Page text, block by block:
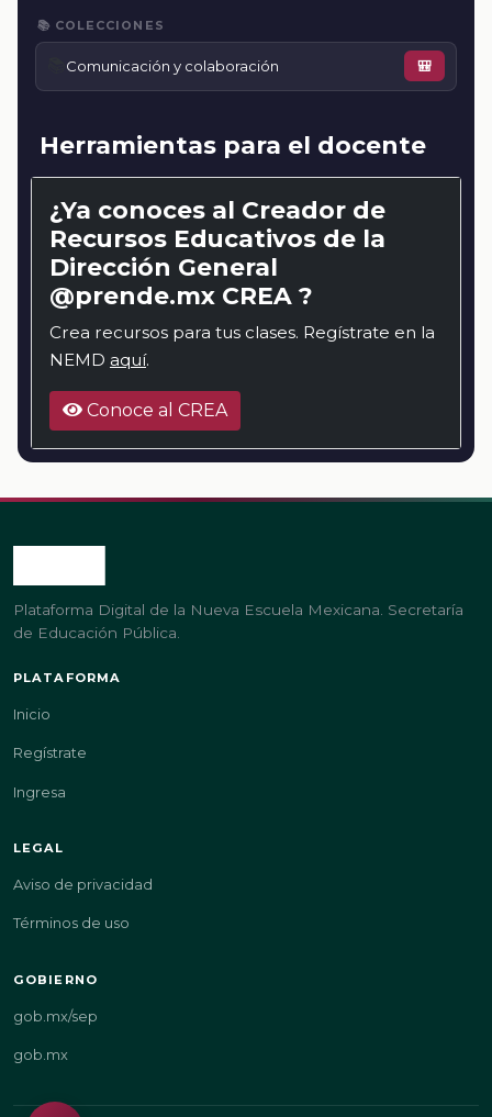
📚 COLECCIONES
Comunicación y colaboración 🎒
Herramientas para el docente
¿Ya conoces al Creador de
Recursos Educativos de la
Dirección General
@prende.mx CREA ?
Crea recursos para tus clases. Regístrate en la
NEMD aquí.
Conoce al CREA
Plataforma Digital de la Nueva Escuela Mexicana. Secretaría
de Educación Pública.
PLATAFORMA
Inicio
Regístrate
Ingresa
LEGAL
Aviso de privacidad
Términos de uso
GOBIERNO
gob.mx/sep
gob.mx